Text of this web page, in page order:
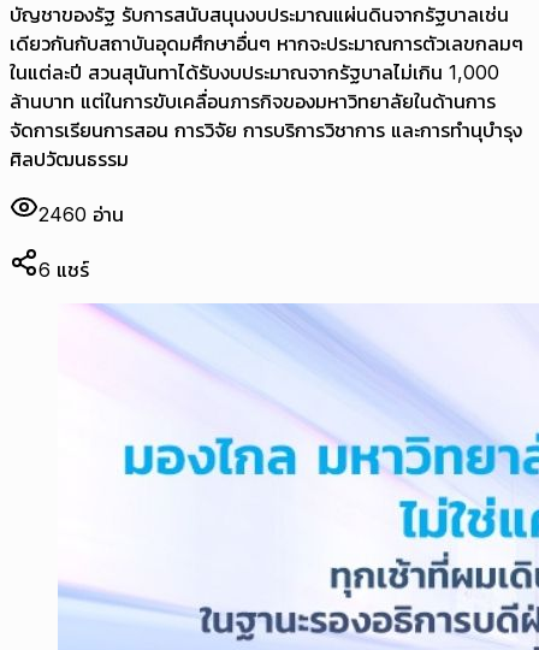
บัญชาของรัฐ รับการสนับสนุนงบประมาณแผ่นดินจากรัฐบาลเช่น
เดียวกันกับสถาบันอุดมศึกษาอื่นๆ หากจะประมาณการตัวเลขกลมๆ
ในแต่ละปี สวนสุนันทาได้รับงบประมาณจากรัฐบาลไม่เกิน 1,000
ล้านบาท แต่ในการขับเคลื่อนภารกิจของมหาวิทยาลัยในด้านการ
จัดการเรียนการสอน การวิจัย การบริการวิชาการ และการทำนุบำรุง
ศิลปวัฒนธรรม
2460 อ่าน
6 แชร์